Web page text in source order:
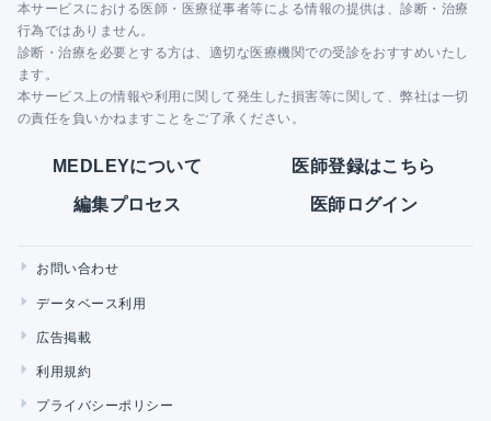
本サービスにおける医師・医療従事者等による情報の提供は、診断・治療
行為ではありません。
診断・治療を必要とする方は、適切な医療機関での受診をおすすめいたし
ます。
本サービス上の情報や利用に関して発生した損害等に関して、弊社は一切
の責任を負いかねますことをご了承ください。
MEDLEYについて 医師登録はこちら
編集プロセス 医師ログイン
お問い合わせ
データベース利用
広告掲載
利用規約
プライバシーポリシー